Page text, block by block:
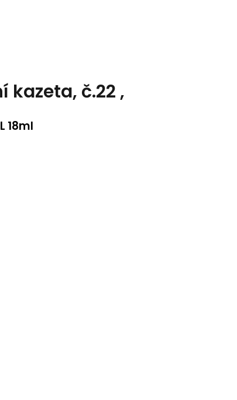
kazeta, č.22 ,
18ml